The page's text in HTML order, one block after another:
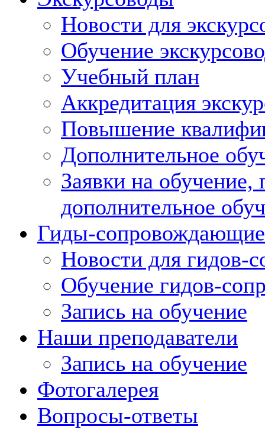
Новости для
Обучение
Учебный план
Аккредитация
Повышение
Дополнительное
Заявки на
дополнительное
Гиды-сопровождающие
Новости для гидов-
Обучение гидов-
Запись на обучение
Наши преподаватели
Запись на обучение
Фотогалерея
Вопросы-ответы